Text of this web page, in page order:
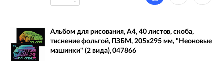
Альбом для рисования, А4, 40 листов, скоба,
тиснение фольгой, ПЗБМ, 205х295 мм, "Неоновые
машинки" (2 вида), 047866